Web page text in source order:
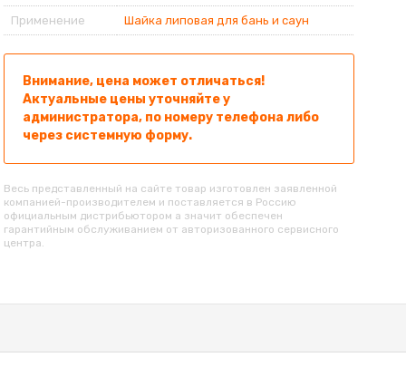
Применение Шайка липовая для бань и саун
Внимание, цена может отличаться!
Актуальные цены уточняйте у
администратора, по номеру телефона либо
через системную форму.
Весь представленный на сайте товар изготовлен заявленной
компанией-производителем и поставляется в Россию
официальным дистрибьютором а значит обеспечен
гарантийным обслуживанием от авторизованного сервисного
центра.